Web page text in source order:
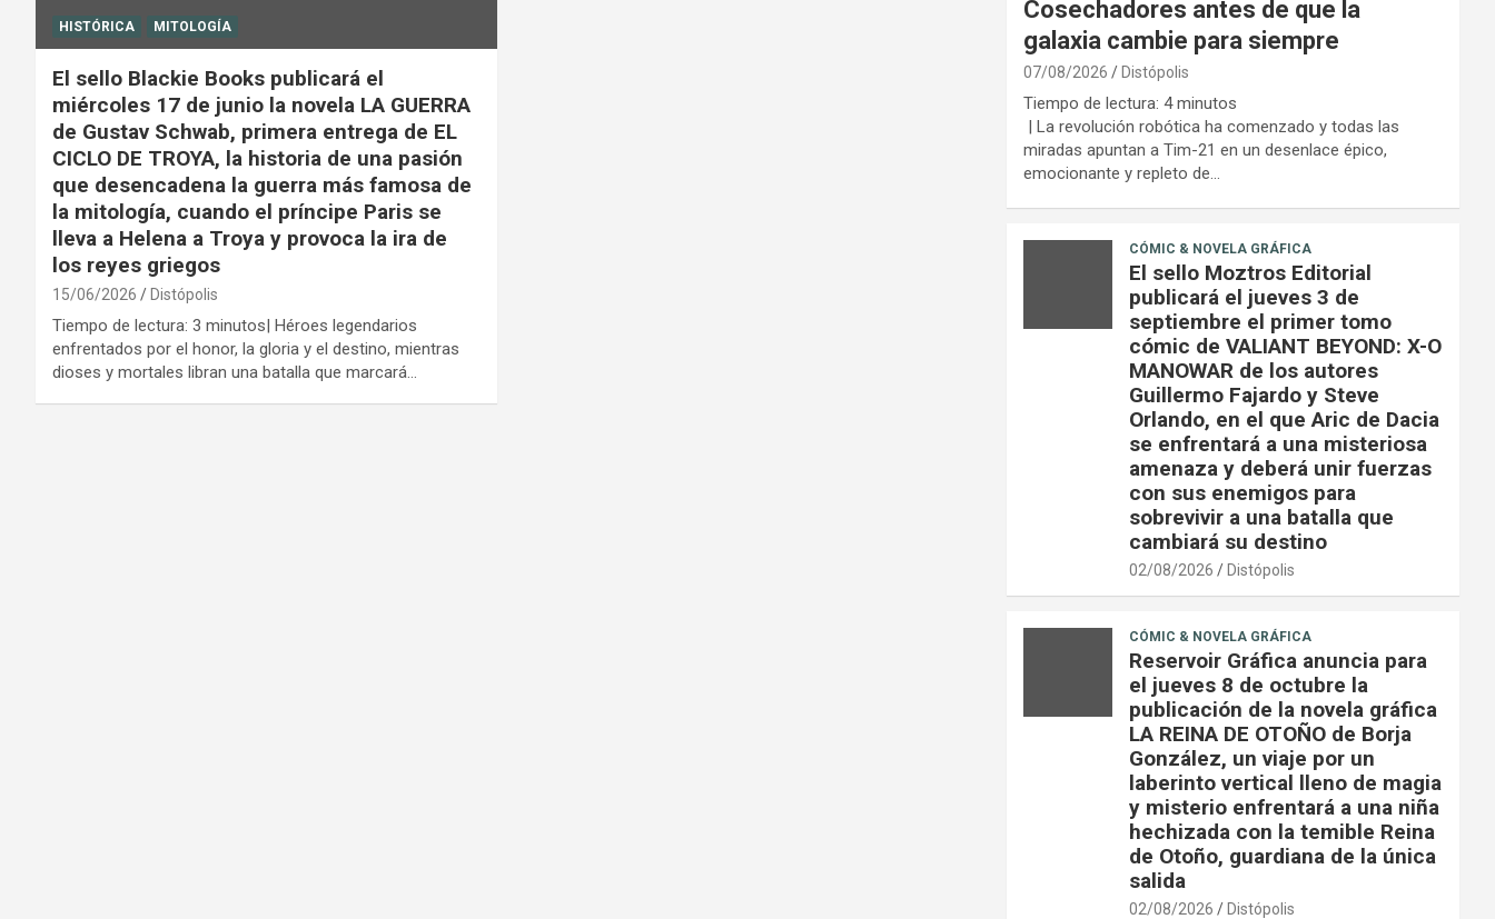
HISTÓRICA MITOLOGÍA
El sello Blackie Books publicará el
miércoles 17 de junio la novela LA GUERRA
de Gustav Schwab, primera entrega de EL
CICLO DE TROYA, la historia de una pasión
que desencadena la guerra más famosa de
la mitología, cuando el príncipe Paris se
lleva a Helena a Troya y provoca la ira de
los reyes griegos
15/06/2026 Distópolis
Tiempo de lectura: 3 minutos| Héroes legendarios
enfrentados por el honor, la gloria y el destino, mientras
dioses y mortales libran una batalla que marcará…
Cosechadores antes de que la
galaxia cambie para siempre
07/08/2026 Distópolis
Tiempo de lectura: 4 minutos
| La revolución robótica ha comenzado y todas las
miradas apuntan a Tim-21 en un desenlace épico,
emocionante y repleto de…
CÓMIC & NOVELA GRÁFICA
El sello Moztros Editorial
publicará el jueves 3 de
septiembre el primer tomo
cómic de VALIANT BEYOND: X-O
MANOWAR de los autores
Guillermo Fajardo y Steve
Orlando, en el que Aric de Dacia
se enfrentará a una misteriosa
amenaza y deberá unir fuerzas
con sus enemigos para
sobrevivir a una batalla que
cambiará su destino
02/08/2026 Distópolis
CÓMIC & NOVELA GRÁFICA
Reservoir Gráfica anuncia para
el jueves 8 de octubre la
publicación de la novela gráfica
LA REINA DE OTOÑO de Borja
González, un viaje por un
laberinto vertical lleno de magia
y misterio enfrentará a una niña
hechizada con la temible Reina
de Otoño, guardiana de la única
salida
02/08/2026 Distópolis